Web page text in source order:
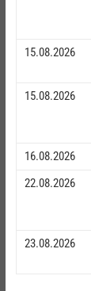
15.08.2026
15.08.2026
16.08.2026
22.08.2026
23.08.2026